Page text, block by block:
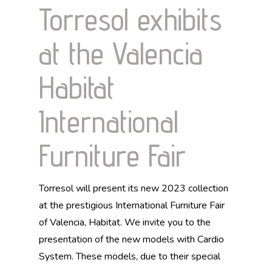
Torresol exhibits
at the Valencia
Habitat
International
Furniture Fair
Torresol will present its new 2023 collection
at the prestigious International Furniture Fair
of Valencia, Habitat. We invite you to the
presentation of the new models with Cardio
System. These models, due to their special